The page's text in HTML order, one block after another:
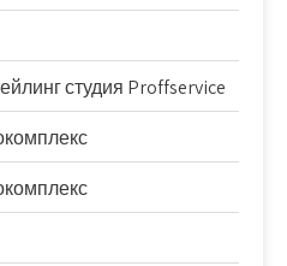
студия Proffservice